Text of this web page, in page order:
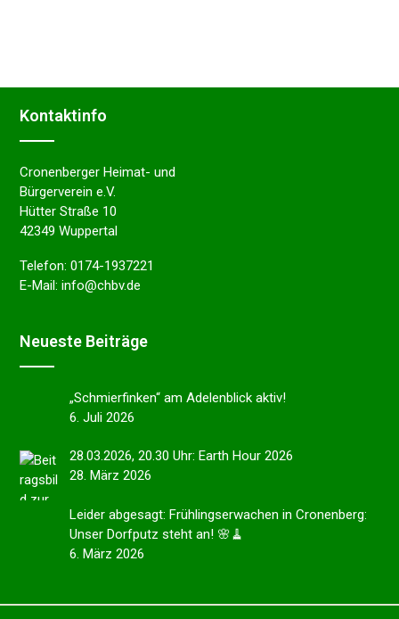
Kontakt­in­fo
Cronenberger Heimat- und
Bürgerverein e.V.
Hütter Straße 10
42349 Wuppertal
Telefon: 0174-1937221
E-Mail: info@chbv.de
Neues­te Beiträge
„Schmier­fin­ken“ am Adelen­blick aktiv!
6. Juli 2026
28.03.2026, 20.30 Uhr: Earth Hour 2026
28. März 2026
Leider abgesagt: Frühlings­er­wa­chen in Cronen­berg:
Unser Dorfputz steht an! 🌸🧹
6. März 2026